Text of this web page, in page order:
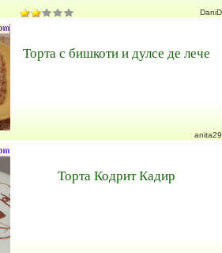
DaniD
Торта с бишкоти и дулсе де лече
anita29
Торта Кодрит Кадир